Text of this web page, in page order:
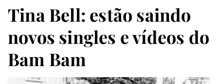
Tina Bell: estão saindo
novos singles e vídeos do
Bam Bam